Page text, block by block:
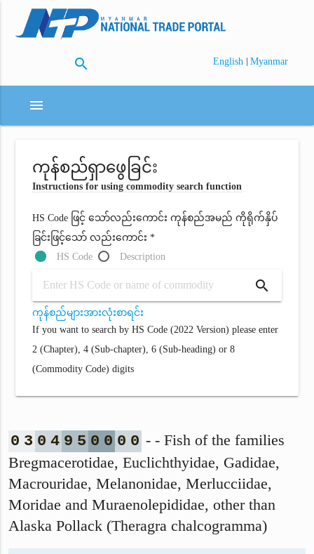
search English | Myanmar
menu
ကုန်စည်ရှာဖွေခြင်း
Instructions for using commodity search function
HS Code ဖြင့် သော်လည်းကောင်း ကုန်စည်အမည် ကိုရိုက်နှိပ်
ခြင်းဖြင့်သော် လည်းကောင်း *
HS Code
Description
search
ကုန်စည်များအားလုံးစာရင်း
If you want to search by HS Code (2022 Version) please enter
2 (Chapter), 4 (Sub-chapter), 6 (Sub-heading) or 8
(Commodity Code) digits
0 3 0 4 9 5 0 0 0 0 - - Fish of the families
Bregmacerotidae, Euclichthyidae, Gadidae,
Macrouridae, Melanonidae, Merlucciidae,
Moridae and Muraenolepididae, other than
Alaska Pollack (Theragra chalcogramma)